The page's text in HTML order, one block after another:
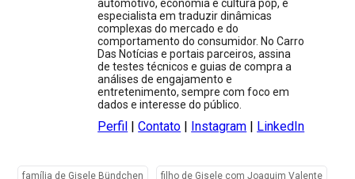
automotivo, economia e cultura pop, é
especialista em traduzir dinâmicas
complexas do mercado e do
comportamento do consumidor. No Carro
Das Notícias e portais parceiros, assina
de testes técnicos e guias de compra a
análises de engajamento e
entretenimento, sempre com foco em
dados e interesse do público.
Perfil |Contato | Instagram | LinkedIn
família de Gisele Bündchen filho de Gisele com Joaquim Valente